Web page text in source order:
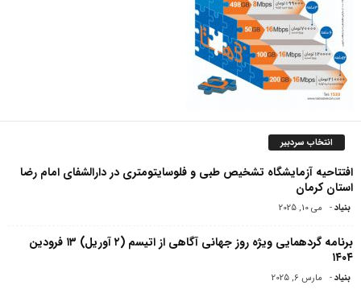
انتخاب سردبیر
افتتاحیه آزمایشگاه تشخیص طبی و فلوسایتومتری در دارالشفای امام رضا
استان کرمان
بنیاد- می 10, 2025
برنامه گردهمایی ویژه روز جهانی آگاهی از اتیسم (۲ آوریل) ۱۳ فرودین
۱۴۰۴
بنیاد- مارس 6, 2025